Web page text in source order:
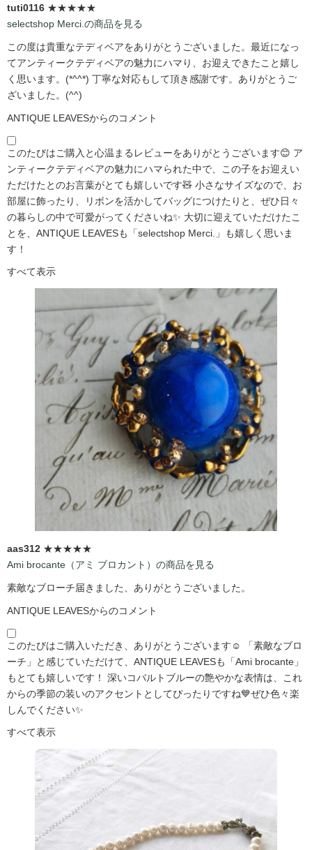
tuti0116 ★★★★★
selectshop Merci.の商品を見る
この度は貴重なテディベアをありがとうございました。最近になっ
てアンティークテディベアの魅力にハマり、お迎えできたこと嬉し
く思います。(*^^*) 丁寧な対応もして頂き感謝です。ありがとうご
ざいました。(^^)
ANTIQUE LEAVESからのコメント
このたびはご購入と心温まるレビューをありがとうございます😊 ア
ンティークテディベアの魅力にハマられた中で、この子をお迎えい
ただけたとのお言葉がとても嬉しいです🧸 小さなサイズなので、お
部屋に飾ったり、リボンを活かしてバッグにつけたりと、ぜひ日々
の暮らしの中で可愛がってくださいね✨ 大切に迎えていただけたこ
とを、ANTIQUE LEAVESも「selectshop Merci.」も嬉しく思いま
す！
すべて表示
aas312 ★★★★★
Ami brocante（アミ ブロカント）の商品を見る
素敵なブローチ届きました、ありがとうございました。
ANTIQUE LEAVESからのコメント
このたびはご購入いただき、ありがとうございます☺️ 「素敵なブロ
ーチ」と感じていただけて、ANTIQUE LEAVESも「Ami brocante」
もとても嬉しいです！ 深いコバルトブルーの艶やかな表情は、これ
からの季節の装いのアクセントとしてぴったりですね💙ぜひ色々楽
しんでください✨
すべて表示